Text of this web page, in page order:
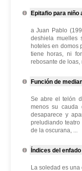
Epitafio para niño
a Juan Pablo
deshiela muelles
hoteles en domos
tiene horas, ni
rebosante de loas,
Función de
Se abre el telón
menos su cauda
desaparece y
preludiando
de la oscurana, ...
Índices del enfado
La soledad es